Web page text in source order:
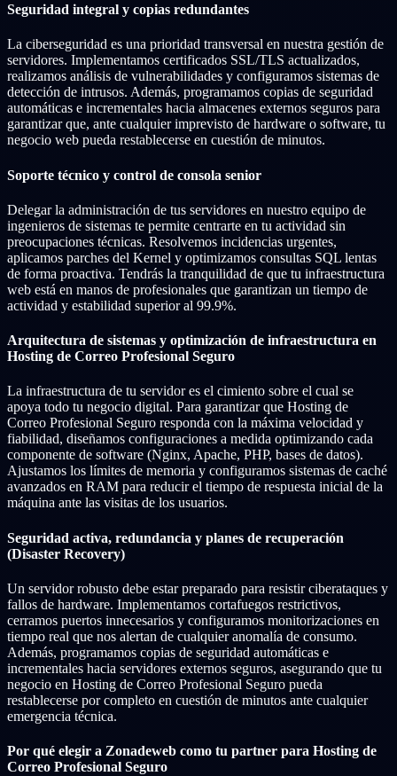
Seguridad integral y copias redundantes
La ciberseguridad es una prioridad transversal en nuestra gestión de
servidores. Implementamos certificados SSL/TLS actualizados,
realizamos análisis de vulnerabilidades y configuramos sistemas de
detección de intrusos. Además, programamos copias de seguridad
automáticas e incrementales hacia almacenes externos seguros para
garantizar que, ante cualquier imprevisto de hardware o software, tu
negocio web pueda restablecerse en cuestión de minutos.
Soporte técnico y control de consola senior
Delegar la administración de tus servidores en nuestro equipo de
ingenieros de sistemas te permite centrarte en tu actividad sin
preocupaciones técnicas. Resolvemos incidencias urgentes,
aplicamos parches del Kernel y optimizamos consultas SQL lentas
de forma proactiva. Tendrás la tranquilidad de que tu infraestructura
web está en manos de profesionales que garantizan un tiempo de
actividad y estabilidad superior al 99.9%.
Arquitectura de sistemas y optimización de infraestructura en
Hosting de Correo Profesional Seguro
La infraestructura de tu servidor es el cimiento sobre el cual se
apoya todo tu negocio digital. Para garantizar que Hosting de
Correo Profesional Seguro responda con la máxima velocidad y
fiabilidad, diseñamos configuraciones a medida optimizando cada
componente de software (Nginx, Apache, PHP, bases de datos).
Ajustamos los límites de memoria y configuramos sistemas de caché
avanzados en RAM para reducir el tiempo de respuesta inicial de la
máquina ante las visitas de los usuarios.
Seguridad activa, redundancia y planes de recuperación
(Disaster Recovery)
Un servidor robusto debe estar preparado para resistir ciberataques y
fallos de hardware. Implementamos cortafuegos restrictivos,
cerramos puertos innecesarios y configuramos monitorizaciones en
tiempo real que nos alertan de cualquier anomalía de consumo.
Además, programamos copias de seguridad automáticas e
incrementales hacia servidores externos seguros, asegurando que tu
negocio en Hosting de Correo Profesional Seguro pueda
restablecerse por completo en cuestión de minutos ante cualquier
emergencia técnica.
Por qué elegir a Zonadeweb como tu partner para Hosting de
Correo Profesional Seguro